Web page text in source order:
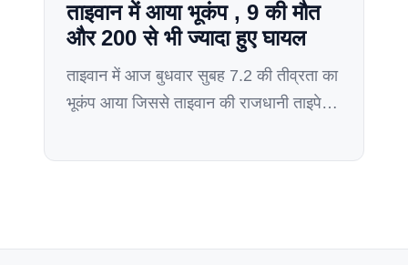
ताइवान में आया भूकंप , 9 की मौत
और 200 से भी ज्यादा हुए घायल
ताइवान में आज बुधवार सुबह 7.2 की तीव्रता का
भूकंप आया जिससे ताइवान की राजधानी ताइपे में
महसूस हुए और साथ ही उत्तरी जापान और